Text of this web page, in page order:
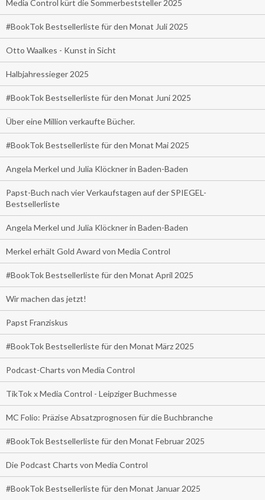
Media Control kürt die Sommerbeststeller 2025
#BookTok Bestsellerliste für den Monat Juli 2025
Otto Waalkes - Kunst in Sicht
Halbjahressieger 2025
#BookTok Bestsellerliste für den Monat Juni 2025
Über eine Million verkaufte Bücher.
#BookTok Bestsellerliste für den Monat Mai 2025
Angela Merkel und Julia Klöckner in Baden-Baden
Papst-Buch nach vier Verkaufstagen auf der SPIEGEL-
Bestsellerliste
Angela Merkel und Julia Klöckner in Baden-Baden
Merkel erhält Gold Award von Media Control
#BookTok Bestsellerliste für den Monat April 2025
Wir machen das jetzt!
Papst Franziskus
#BookTok Bestsellerliste für den Monat März 2025
Podcast-Charts von Media Control
TikTok x Media Control - Leipziger Buchmesse
MC Folio: Präzise Absatzprognosen für die Buchbranche
#BookTok Bestsellerliste für den Monat Februar 2025
Die Podcast Charts von Media Control
#BookTok Bestsellerliste für den Monat Januar 2025